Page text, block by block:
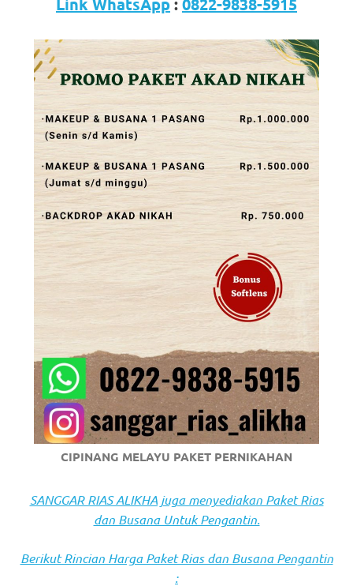
watches.
click
fake
watches.
the
facts
https://www.stockswatches.com
anchor
https://
check
this
link
right
now
https://www.domainwatches.com
visit
CIPINANG MELAYU PAKET PERNIKAHAN
SANGGAR RIAS ALIKHA juga menyediakan Paket Rias
dan Busana Untuk Pengantin.
Berikut Rincian Harga Paket Rias dan Busana Pengantin
: